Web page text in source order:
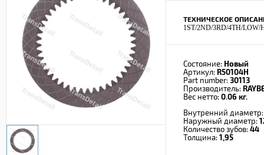
ТЕХНИЧЕСКОЕ
1ST/2ND/3RD/4TH/LOW/
Состояние: Новый
Артикул: R50104H
Part number: 30113
Производитель:
Вес нетто: 0.06 кг.
Внутренний
Наружный диаметр:
Количество зубов: 44
Толщина: 1,95